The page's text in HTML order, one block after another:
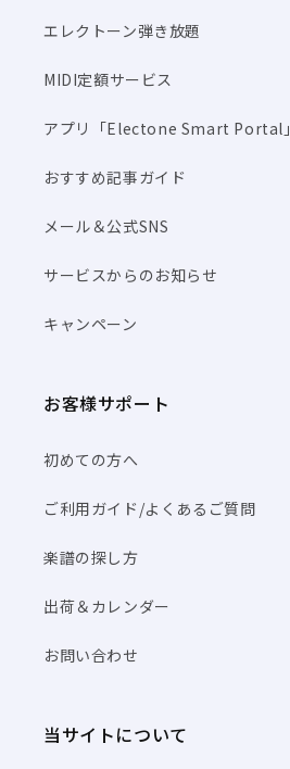
エレクトーン弾き放題
MIDI定額サービス
アプリ「Electone Smart Portal」
おすすめ記事ガイド
メール＆公式SNS
サービスからのお知らせ
キャンペーン
お客様サポート
初めての方へ
ご利用ガイド/よくあるご質問
楽譜の探し方
出荷＆カレンダー
お問い合わせ
当サイトについて